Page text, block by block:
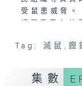
受鼠患威脅
樓居民又有甚
Tag: 滅鼠 ,鏗
集數